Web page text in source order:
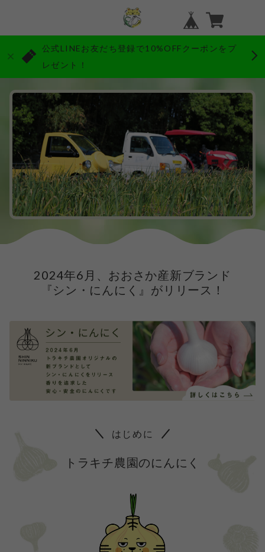
公式LINEお友だち登録で10%OFFクーポンをプ
レゼント！
2024年6月、おおさか産新ブランド
『シン・にんにく』がリリース！
はじめに
トラキチ農園のにんにく